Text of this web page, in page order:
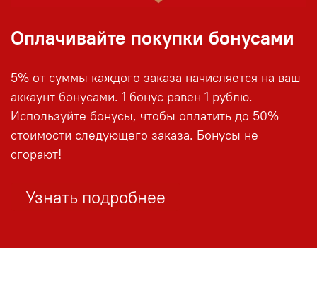
Оплачивайте покупки бонусами
5% от суммы каждого заказа начисляется на ваш
аккаунт бонусами. 1 бонус равен 1 рублю.
Используйте бонусы, чтобы оплатить до 50%
стоимости следующего заказа. Бонусы не
сгорают!
Узнать подробнее